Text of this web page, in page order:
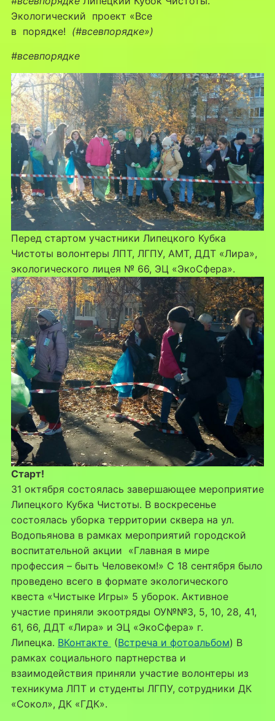
Экологический проект «Все
в порядке! (#всевпорядке»)
#всевпорядке
Перед стартом участники Липецкого Кубка
Чистоты волонтеры ЛПТ, ЛГПУ, АМТ, ДДТ «Лира»,
экологического лицея № 66, ЭЦ «ЭкоСфера».
Старт!
31 октября состоялась завершающее мероприятие
Липецкого Кубка Чистоты. В воскресенье
состоялась уборка территории сквера на ул.
Водопьянова в рамках мероприятий городской
воспитательной акции «Главная в мире
профессия – быть Человеком!» С 18 сентября было
проведено всего в формате экологического
квеста «Чистыке Игры» 5 уборок. Активное
участие приняли экоотряды ОУ№№3, 5, 10, 28, 41,
61, 66, ДДТ «Лира» и ЭЦ «ЭкоСфера» г.
Липецка. ВКонтакте (Встреча и фотоальбом) В
рамках социального партнерства и
взаимодействия приняли участие волонтеры из
техникума ЛПТ и студенты ЛГПУ, сотрудники ДК
«Сокол», ДК «ГДК».